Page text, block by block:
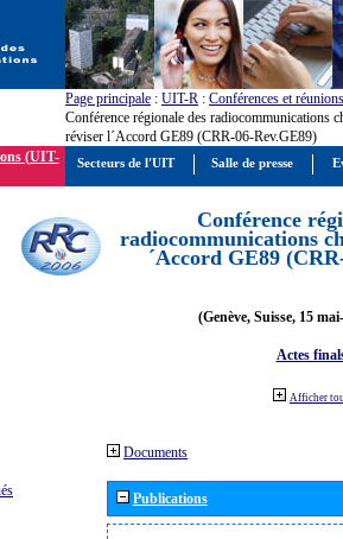
Page principale : UIT-R : Conférences et réunions
Conférence régionale des radiocommunications
réviser l´Accord GE89 (CRR-06-Rev.GE89)
(UIT-
Conférence
radiocommunications
´Accord GE89
(Genève, Suisse, 15
Actes
Afficher
Documents
Publications
Secteurs de l'UIT Salle de presse